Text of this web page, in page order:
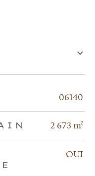
TRAD_ZEPHYR_Valeurs
06140
2 673 m²
OUI